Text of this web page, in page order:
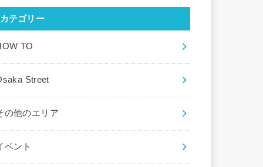
カテゴリー
TO
Street
の他のエリア
ベント